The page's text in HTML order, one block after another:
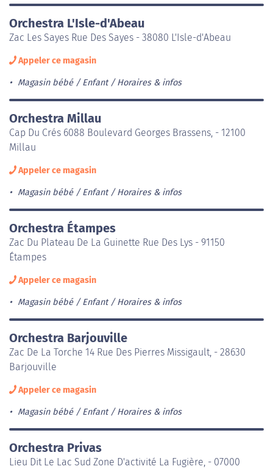
Orchestra L'Isle-d'Abeau
Zac Les Sayes Rue Des Sayes - 38080 L'Isle-d'Abeau
Appeler ce magasin
Magasin bébé / Enfant Horaires & infos
Orchestra Millau
Cap Du Crés 6088 Boulevard Georges Brassens, - 12100
Millau
Appeler ce magasin
Magasin bébé / Enfant Horaires & infos
Orchestra Étampes
Zac Du Plateau De La Guinette Rue Des Lys - 91150
Étampes
Appeler ce magasin
Magasin bébé / Enfant Horaires & infos
Orchestra Barjouville
Zac De La Torche 14 Rue Des Pierres Missigault, - 28630
Barjouville
Appeler ce magasin
Magasin bébé / Enfant Horaires & infos
Orchestra Privas
Lieu Dit Le Lac Sud Zone D'activité La Fugière, - 07000